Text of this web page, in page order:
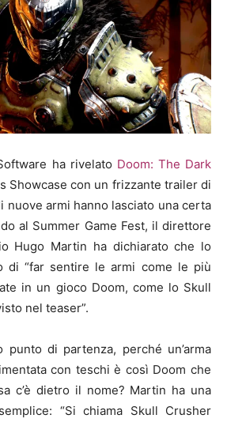
ha rivelato Doom: The Dark
Showcase con un frizzante trailer di
nuove armi hanno lasciato una certa
al Summer Game Fest, il direttore
Hugo Martin ha dichiarato che lo
di “far sentire le armi come le più
in un gioco Doom, come lo Skull
nel teaser”.
di partenza, perché un’arma
con teschi è così Doom che
c’è dietro il nome? Martin ha una
“Si chiama Skull Crusher